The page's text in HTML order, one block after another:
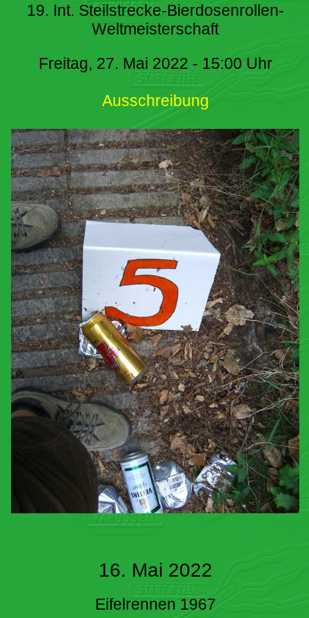
19. Int. Steilstrecke-Bierdosenrollen-
Weltmeisterschaft
Freitag, 27. Mai 2022 - 15:00 Uhr
Ausschreibung
16. Mai 2022
Eifelrennen 1967